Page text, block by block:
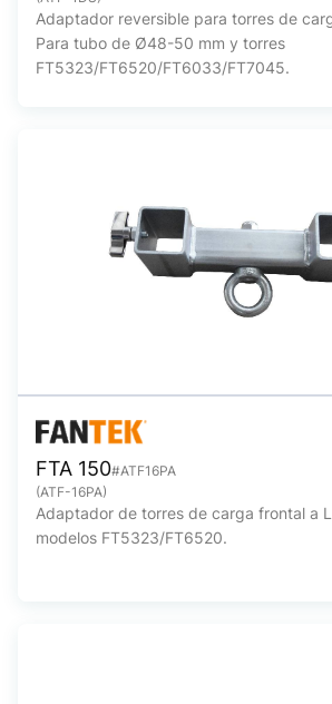
Adaptador reversible para torres de
Para tubo de Ø48-50 mm y torres
FT5323/FT6520/FT6033/FT7045.
FTA 150#ATF16PA
(ATF-16PA)
Adaptador de torres de carga frontal a
modelos FT5323/FT6520.